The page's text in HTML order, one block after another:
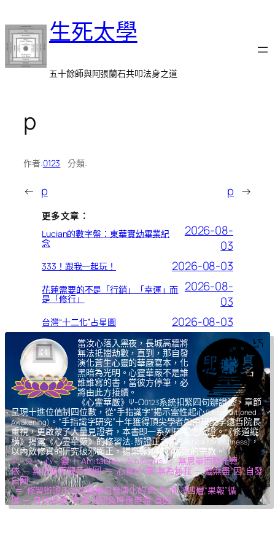
至
主
要
內
生死太學
五十餘師與阿張蘭石共叩法身之道
p
作者:0123 分類:
← p p →
更多文章：
Lucian的數字盤：東華實幼畢業紀
念
2026-08-
03
333！跟我一起玩！ 2026-08-03
花蓮需要的不是「行銷」「幸運」而
是「修行」
2026-08-
03
台灣“十二化”占星圖 2026-08-03
當汝心落入黑夜，長城高牆將
無法抵擋劫數，直到，那自發
演化蒼生心靈的華嚴寫本，化
黑暗為光明。心靈華嚴不是誰
誰誰寫的書，當彼方停筆，必
將由此方接續。
《心霊華厳》Ψ-Ω0123系統扣緊四句辦證法，章節
呈現十進位值制四位數，從“手指識字”揭示霊性起心(Unconditioned
Awakening) 。“手指識字研究”十年獲得頂尖學者如中研院李遠哲院長
重視，更啟蒙了大量見證者，本書即一系列研究之所證。《修道縱
橫》揭露《心霊華厳》的修習法: 辯證正念(Dialectical Mindfulness)，
以內斂修真的研究破邪顯正，揚棄導致核心腐敗的宗教。
Ψ – Ω ＝ 心 – 靈 ＝ Amitābhā – Amitāyus ＝ 無思量而臨光轉
依 ─ 無限量而觀音收圓 ＝ 心覺於“果”,無為無我 ─ 靈無盡“因”,自發
自圓
＝ 修習辯證正念而體驗自發演化的氣,光,我,凈四層“果報”循
環 ─ 自然如復,坤,乾,逅四象呼應無盡“善因”